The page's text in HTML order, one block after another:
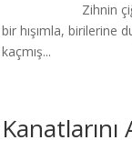
Zihnin
bir hışımla, birilerine
kaçmış...